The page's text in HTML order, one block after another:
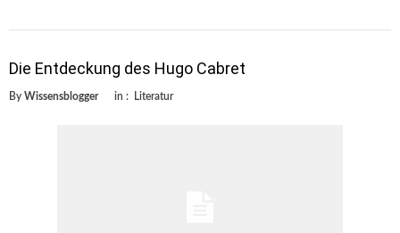
Die Entdeckung des Hugo Cabret
By Wissensblogger in : Literatur